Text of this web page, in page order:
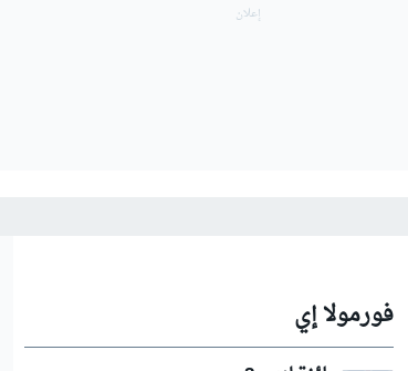
فورمولا إي